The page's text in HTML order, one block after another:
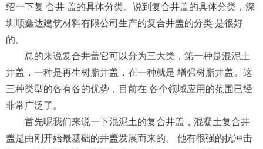
绍一下复 合井 盖的具体分类。说到复合井盖的具体分类，深
圳顺鑫达建筑材料有限公司生产的复合井盖的分类 是很好
的。
总的来说复合井盖它可以分为三大类，第一种是混泥土
井盖，一种是再生树脂井盖，在一种就是 增强树脂井盖。这
三种类型的各有各的优势，目前在 各个领域应用的范围已经
非常广泛了。
首先呢我们来说一下混泥土的复合井盖，混凝土复合井
盖是由刚开始最基础的井盖发展而来的。 他有很强的抗冲击